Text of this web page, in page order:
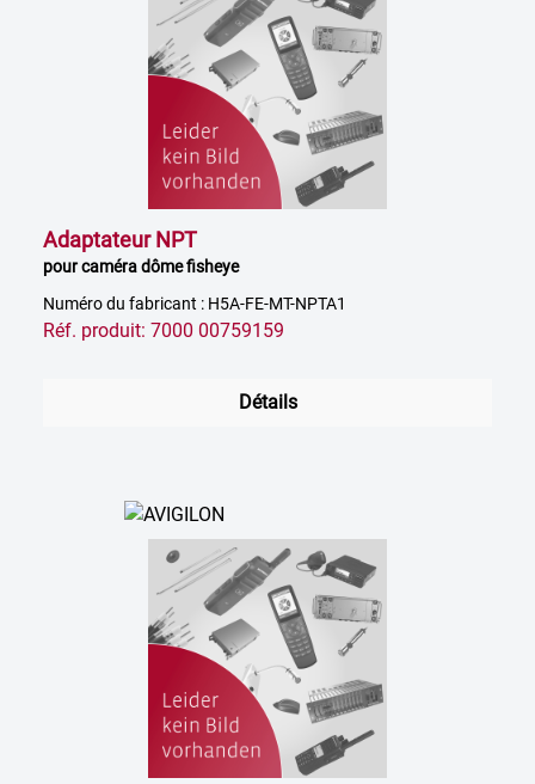
Adaptateur NPT
pour caméra dôme fisheye
Numéro du fabricant : H5A-FE-MT-NPTA1
Réf. produit: 7000 00759159
Détails